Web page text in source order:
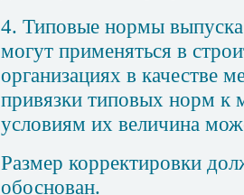
4. Типовые нормы
могут применяться в
организациях в качестве
привязки типовых норм к
условиям их величина
Размер корректировки
обоснован.